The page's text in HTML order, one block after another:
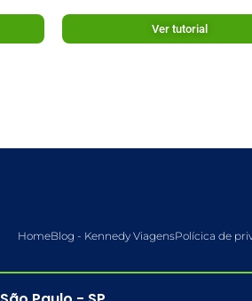
Ver tutorial
HomeBlog - Kennedy ViagensPolícica de